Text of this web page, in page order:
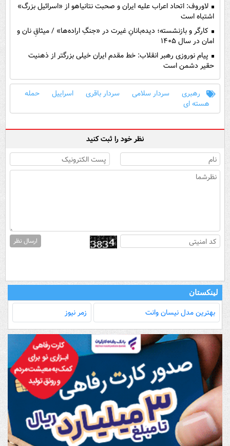
لاوروف: اتحاد اعراب علیه ایران و صحبت نتانیاهو از «اسرائیل بزرگ»
اشتباه است
کارگر و بازنشسته؛ دیده‌بانانِ غیرت در «جنگِ اراده‌ها» / میثاقِ نان و
امان در سال ۱۴۰۵
پیام نوروزی رهبر انقلاب: خط مقدم ایران خیلی بزرگتر از ذهنیت
حقیر دشمن است
رهبری سردار سلامی سردار باقری اسراییل
حمله
هسته ای
نظر خود را ثبت کنید
ارسال نظر
لینکستان
بهترین مدل‌ نیسان وانت زمر نیوز